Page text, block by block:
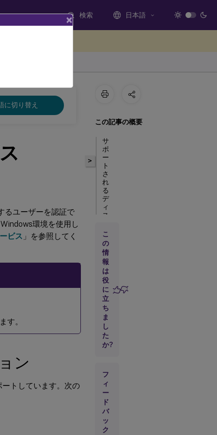
検索 日本語
に切り替え
るユーザーを認証で
環境を使用し
ビス 」を参照してく
す。
ン
トしています。次の
>
この記事の概要
サ
ポ
ー
ト
さ
れ
る
デ
ィ
ス
リ
ビ
ュ
ー
シ
ョ
ン
Linux
VDA
での
FAS
の構
成
RHEL/Rocky
降でのFASサ
ポート
証
こ
の
情
報
は
役
に
立
ち
ま
し
た
か?
フ
ィ
ー
ド
バ
ッ
ク
×